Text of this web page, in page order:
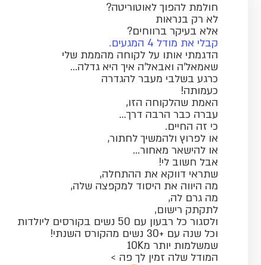
חולמת להפוך לאוטוריטה?
לא רק בנראות
אלא בעיקר ברווחים?
קבלי את מודל 4 המגעים.
הדגמתי אותו על לקוחה מהממת שלי
שאמאל'ה ואבאל'ה איך היא גדלה…
כרגע בשלבי מעבר להגדרה
כעמותה!
האמת שהלקוחה הזו,
עברה כבר הרבה דרך…
כי זה החיים.
או לפרוץ ולהמשיך לחתור,
או להישאר מאחור…
אבל חשוב לי!
שתראי דווקא את ההתחלה,
מה היווה את היסוד למקפצה שלה,
מה גרם לה,
לתקתק רישום,
ולסגור כל רבעון עם 50 נשים בקורסים ליולדות
וכל שנה עם +30 נשים מהקורס השנתי!
שמשלמות יותר מ10K
המודל שלה זמין לך פה >